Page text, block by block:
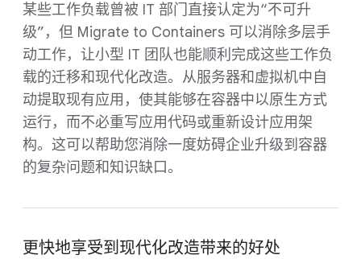
某些工作负载曾被 IT 部门直接认定为“不可升
级”，但 Migrate to Containers 可以消除多层手
动工作，让小型 IT 团队也能顺利完成这些工作负
载的迁移和现代化改造。从服务器和虚拟机中自
动提取现有应用，使其能够在容器中以原生方式
运行，而不必重写应用代码或重新设计应用架
构。这可以帮助您消除一度妨碍企业升级到容器
的复杂问题和知识缺口。
更快地享受到现代化改造带来的好处